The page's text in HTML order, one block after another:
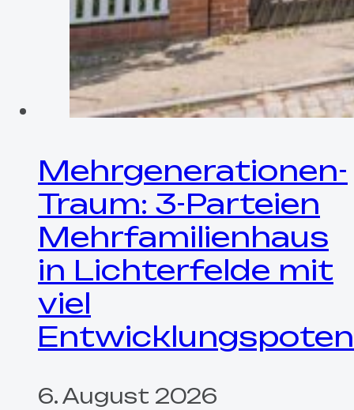
Mehrgenerationen-
Traum: 3-Parteien
Mehrfamilienhaus
in Lichterfelde mit
viel
6. August 2026